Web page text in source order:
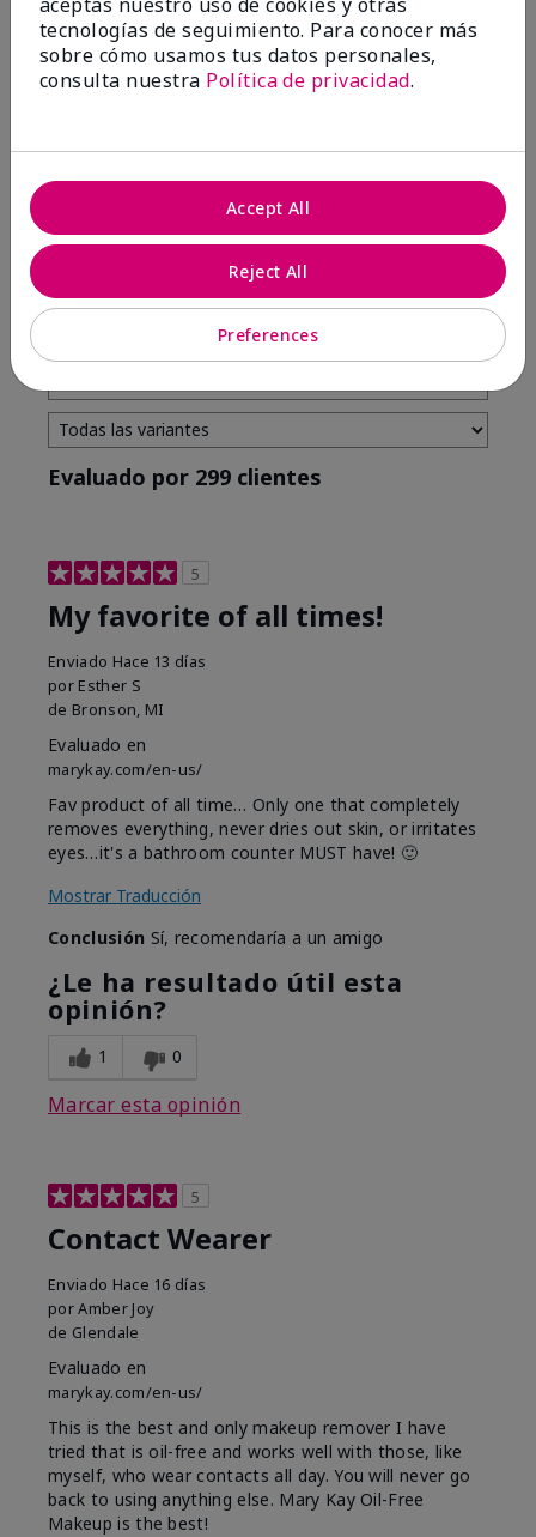
4 estrellas
7
3 estrellas
1 estrella
3
Tono De Piel
Filtrar
reseñas
por
piel
Evaluado por 299 clientes
5
My favorite of all times!
Enviado Hace 13 días
por Esther S
de Bronson, MI
Evaluado en
marykay.com/en-us/
Fav product of all time… Only one that completely
removes everything, never dries out skin, or irritates
eyes…it's a bathroom counter MUST have! 🙂
Mostrar Traducción
Conclusión Sí, recomendaría a un amigo
¿Le ha resultado útil esta
opinión?
1 0
Marcar esta opinión
5
Contact Wearer
Enviado Hace 16 días
porAmber Joy
de Glendale
Evaluado en
marykay.com/en-us/
This is the best and only makeup remover I have
tried that is oil-free and works well with those, like
myself, who wear contacts all day. You will never go
back to using anything else. Mary Kay Oil-Free
Makeup is the best!
tecnologías de seguimiento. Para conocer más
sobre cómo usamos tus datos personales,
consulta nuestra Política de privacidad.
Preferences
Reject All
Accept All